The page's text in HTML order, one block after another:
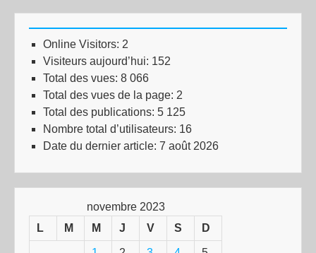
Online Visitors: 2
Visiteurs aujourd’hui: 152
Total des vues: 8 066
Total des vues de la page: 2
Total des publications: 5 125
Nombre total d’utilisateurs: 16
Date du dernier article: 7 août 2026
novembre 2023
L
M M J V S D